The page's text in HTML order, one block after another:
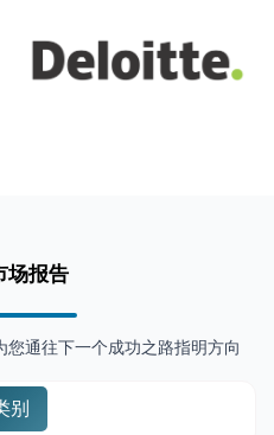
场报告
通往下一个成功之路指明方向
别